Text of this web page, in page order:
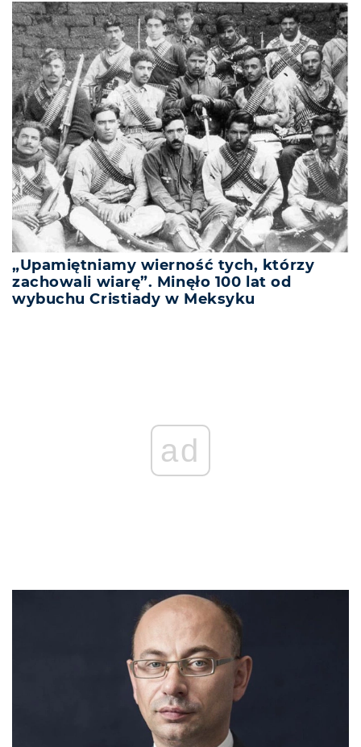
„Upamiętniamy wierność tych, którzy
zachowali wiarę”. Minęło 100 lat od
wybuchu Cristiady w Meksyku
ad